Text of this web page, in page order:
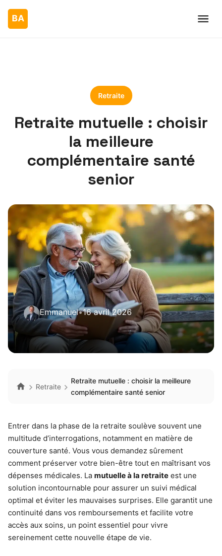
Retraite
Retraite mutuelle : choisir
la meilleure
complémentaire santé
senior
Emmanuel•16 avril 2026
Retraite
Retraite mutuelle : choisir la meilleure
complémentaire santé senior
Entrer dans la phase de la retraite soulève souvent une
multitude d’interrogations, notamment en matière de
couverture santé. Vous vous demandez sûrement
comment préserver votre bien-être tout en maîtrisant vos
dépenses médicales. La mutuelle à la retraite est une
solution incontournable pour assurer un suivi médical
optimal et éviter les mauvaises surprises. Elle garantit une
continuité dans vos remboursements et facilite votre
accès aux soins, un point essentiel pour vivre
sereinement cette nouvelle étape de vie.